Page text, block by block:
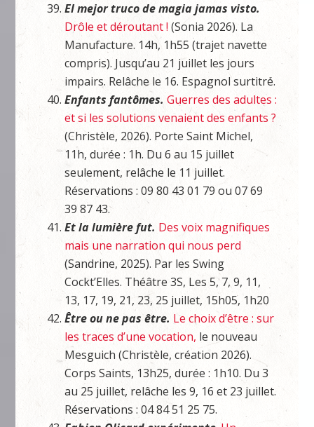
El mejor truco de magia jamas visto.
Drôle et déroutant ! (Sonia 2026). La
Manufacture. 14h, 1h55 (trajet navette
compris). Jusqu’au 21 juillet les jours
impairs. Relâche le 16. Espagnol surtitré.
Enfants fantômes.Guerres des adultes :
et si les solutions venaient des enfants ?
(Christèle, 2026). Porte Saint Michel,
11h, durée : 1h. Du 6 au 15 juillet
seulement, relâche le 11 juillet.
Réservations : 09 80 43 01 79 ou 07 69
39 87 43.
Et la lumière fut. Des voix magnifiques
mais une narration qui nous perd
(Sandrine, 2025). Par les Swing
Cockt’Elles. Théâtre 3S, Les 5, 7, 9, 11,
13, 17, 19, 21, 23, 25 juillet, 15h05, 1h20
Être ou ne pas être. Le choix d’être : sur
les traces d’une vocation, le nouveau
Mesguich (Christèle, création 2026).
Corps Saints, 13h25, durée : 1h10. Du 3
au 25 juillet, relâche les 9, 16 et 23 juillet.
Réservations : 04 84 51 25 75.